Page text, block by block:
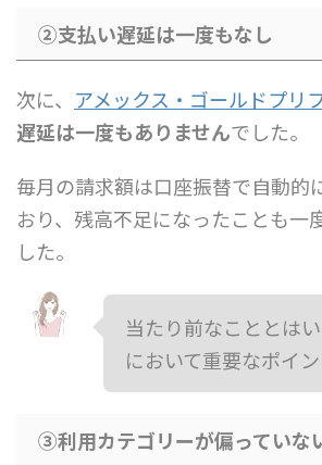
②支払い遅延は一度もなし
次に、 アメックス・ゴールドプリ
遅延は一度もありませんでした。
毎月の請求額は口座振替で自動的
おり、残高不足になったことも一
した。
当たり前なこととは
において重要なポイン
③利用カテゴリーが偏っていな